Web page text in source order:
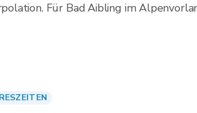
Für Bad Aibling im